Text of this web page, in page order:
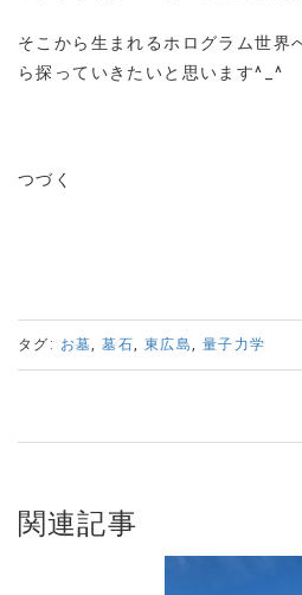
そこから生まれるホログラム世界
ら探っていきたいと思います^_^
つづく
タグ: お墓,墓石, 東広島, 量子力学
関連記事